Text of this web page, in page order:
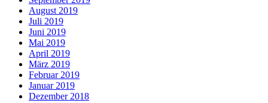
August 2019
Juli 2019
Juni 2019
Mai 2019
April 2019
März 2019
Februar 2019
Januar 2019
Dezember 2018